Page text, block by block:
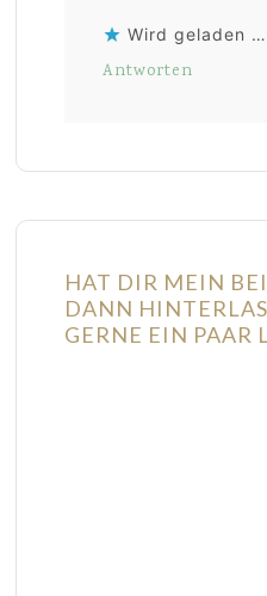
Wird geladen …
Antworten
HAT DIR MEIN
DANN
GERNE EIN PAAR